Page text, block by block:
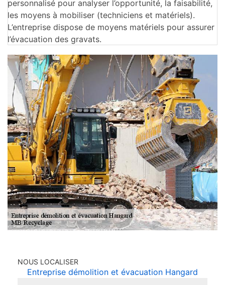
personnalisé pour analyser l’opportunité, la faisabilité,
les moyens à mobiliser (techniciens et matériels).
L’entreprise dispose de moyens matériels pour assurer
l’évacuation des gravats.
NOUS LOCALISER
Entreprise démolition et évacuation Hangard